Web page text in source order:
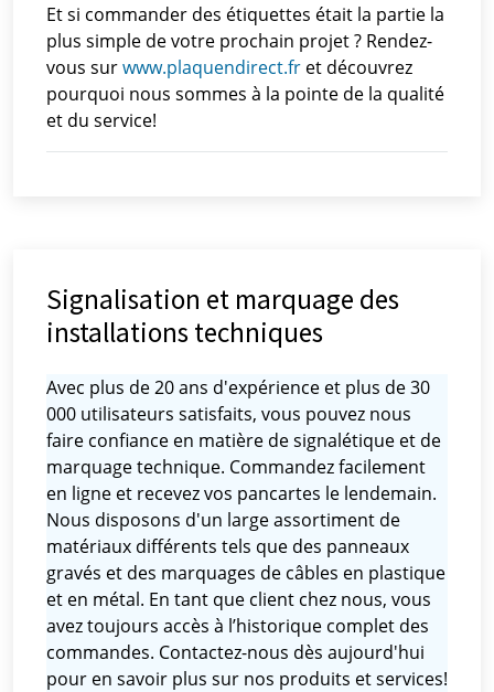
Et si commander des étiquettes était la partie la
plus simple de votre prochain projet ? Rendez-
vous surwww.plaquendirect.fr et découvrez
pourquoi nous sommes à la pointe de la qualité
et du service!
Signalisation et marquage des
installations techniques
Avec plus de 20 ans d'expérience et plus de 30
000 utilisateurs satisfaits, vous pouvez nous
faire confiance en matière de signalétique et de
marquage technique. Commandez facilement
en ligne et recevez vos pancartes le lendemain.
Nous disposons d'un large assortiment de
matériaux différents tels que des panneaux
gravés et des marquages ​​de câbles en plastique
et en métal. En tant que client chez nous, vous
avez toujours accès à l’historique complet des
commandes. Contactez-nous dès aujourd'hui
pour en savoir plus sur nos produits et services!